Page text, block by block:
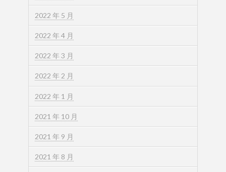
2022 年 5 月
2022 年 4 月
2022 年 3 月
2022 年 2 月
2022 年 1 月
2021 年 10 月
2021 年 9 月
2021 年 8 月